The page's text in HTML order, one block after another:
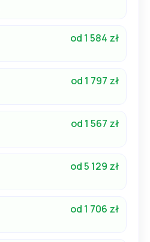
od 1 584 zł
od 1 797 zł
od 1 567 zł
od 5 129 zł
od 1 706 zł